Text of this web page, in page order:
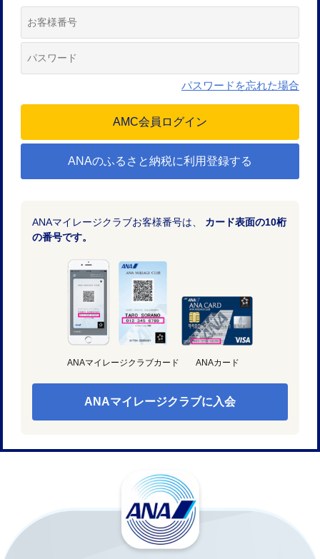
パスワードを忘れた場合
ANAのふるさと納税に利用登録する
ANAマイレージクラブお客様番号は、 カード表面の10桁
の番号です。
ANAマイレージクラブカード ANAカード
ANAマイレージクラブに入会